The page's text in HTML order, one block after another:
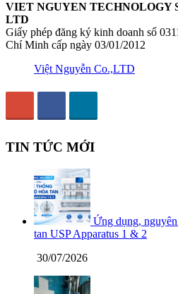
VIET NGUYEN TECHNOLOGY
LTD
Giấy phép đăng ký kinh doanh số
Chí Minh cấp ngày 03/01/2012
Việt Nguyễn Co.,LTD
TIN TỨC MỚI
Ứng dụng,
tan USP Apparatus 1 & 2
30/07/2026